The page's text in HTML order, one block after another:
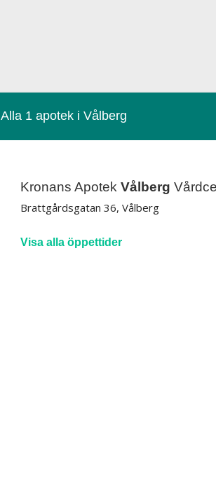
Alla 1 apotek i Vålberg
Kronans ApotekVålberg
Brattgårdsgatan 36, Vålberg
Visa alla öppettider